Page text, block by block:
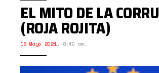
EL MITO DE LA
(ROJA ROJITA)
18 Mayo 2021, 8:40 am.